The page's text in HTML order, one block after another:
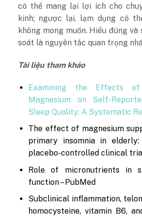
có thể mang lại lợi ích cho
kinh; ngược lại, lạm dụng có
không mong muốn. Hiểu đúng và
soát là nguyên tắc quan trọng
Tài liệu tham khảo
Examining the Effects of
Magnesium on Self-
Sleep Quality: A Systematic
The effect of magnesium
primary insomnia in elderly:
placebo-controlled clinical
Role of micronutrients in
function – PubMed
Subclinical inflammation,
homocysteine, vitamin B6,